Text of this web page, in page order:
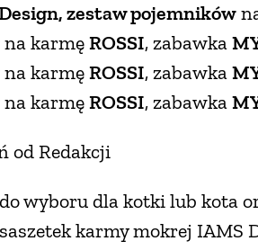
zestaw pojemników
na karmęROSSI, zabawka
na karmęROSSI, zabawka
na karmęROSSI, zabawka
od Redakcji
wyboru dla kotki lub kota
karmy mokrej IAMS